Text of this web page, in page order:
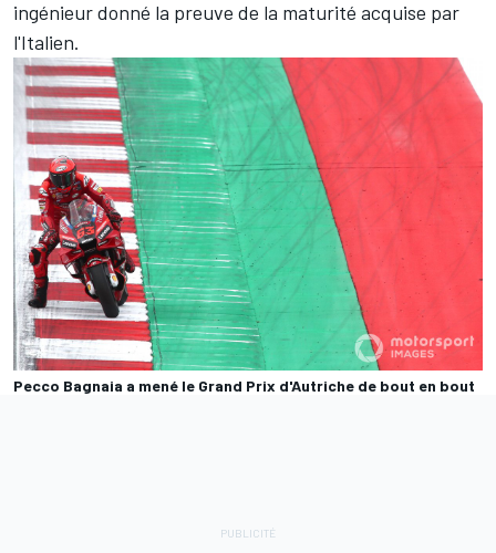
ingénieur donné la preuve de la maturité acquise par
l'Italien.
Pecco Bagnaia a mené le Grand Prix d'Autriche de bout en bout